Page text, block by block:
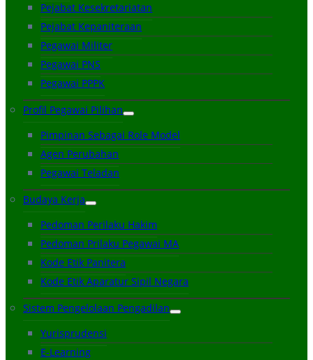
Pejabat Kesekretariatan
Pejabat Kepaniteraan
Pegawai Militer
Pegawai PNS
Pegawai PPPK
Profil Pegawai Pilihan
Pimpinan Sebagai Role Model
Agen Perubahan
Pegawai Teladan
Budaya Kerja
Pedoman Perilaku Hakim
Pedoman Prilaku Pegawai MA
Kode Etik Panitera
Kode Etik Aparatur Sipil Negara
Sistem Pengelolaan Pengadilan
Yurisprudensi
E-Learning